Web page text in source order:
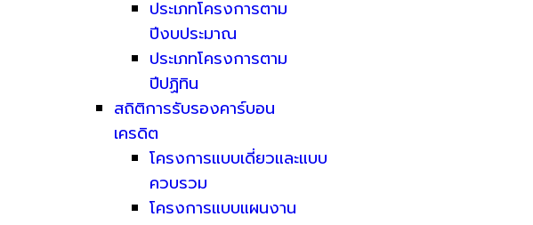
ประเภทโครงการตาม
ปีงบประมาณ
ประเภทโครงการตาม
ปีปฏิทิน
สถิติการรับรองคาร์บอน
เครดิต
โครงการแบบเดี่ยวและแบบ
ควบรวม
โครงการแบบแผนงาน